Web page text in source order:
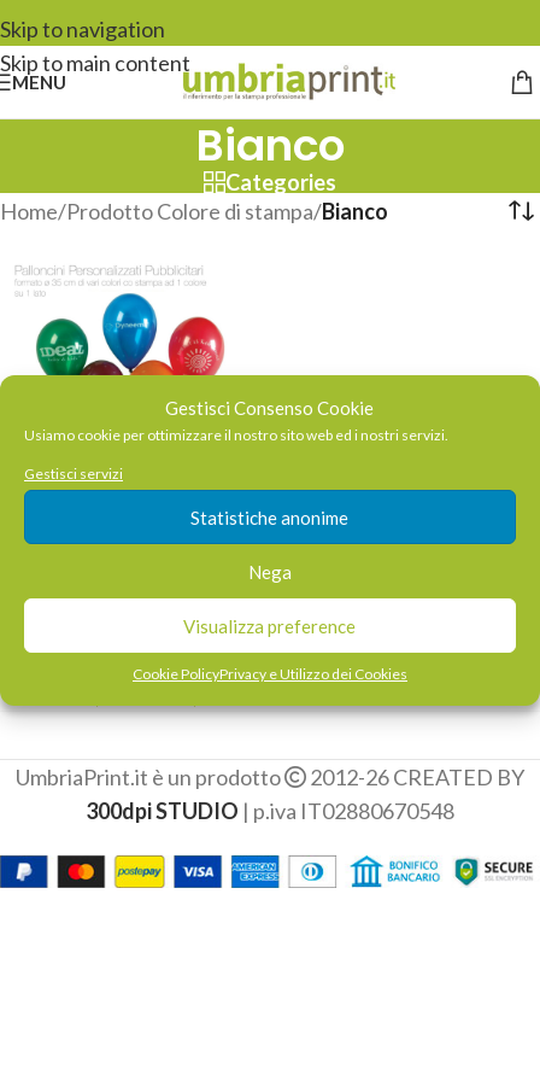
Gestisci Consenso Cookie
Usiamo cookie per ottimizzare il nostro sito web ed i nostri servizi.
Gestisci servizi
Statistiche anonime
Nega
Visualizza preference
Cookie PolicyPrivacy e Utilizzo dei Cookies
Skip to navigation
Skip to main content
MENU
Bianco
Categories
Home/Prodotto Colore di stampa/Bianco
-19%
Palloncini Personalizzati
Pubblicitari
Biodegradabili
UmbriaPrint.it è un prodotto
2012-26 CREATED BY
300dpi STUDIO | p.iva IT02880670548